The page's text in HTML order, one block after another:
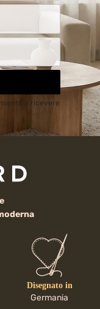
a ricevere
Disegnato in
Germania